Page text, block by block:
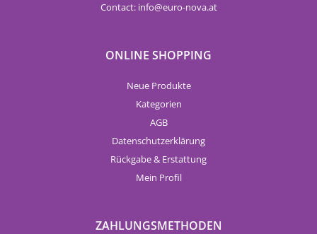
Contact: info euro-nova.at
ONLINE SHOPPING
Neue Produkte
Kategorien
AGB
Datenschutzerklärung
Rückgabe & Erstattung
Mein Profil
ZAHLUNGSMETHODEN